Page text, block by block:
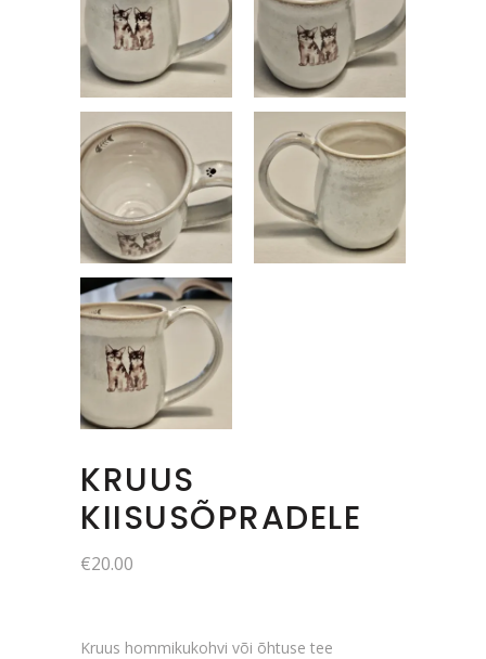
KRUUS
KIISUSÕPRADELE
€20.00
Kruus hommikukohvi või õhtuse tee